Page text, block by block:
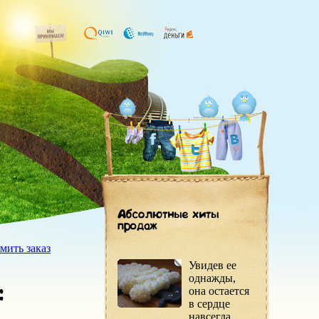
заказ
Увидев ее
однажды,
она остается
в сердце
навсегда.